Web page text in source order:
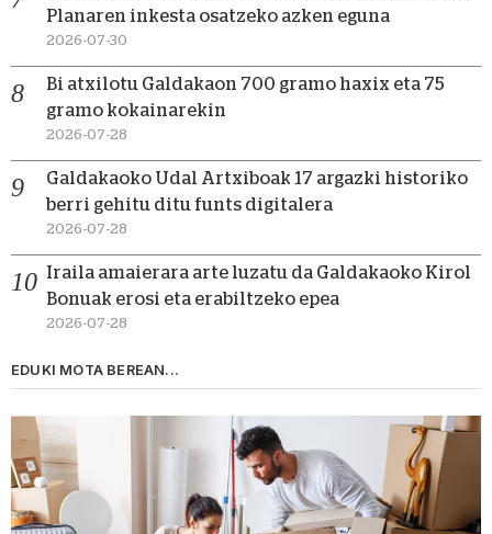
Planaren inkesta osatzeko azken eguna
2026-07-30
Bi atxilotu Galdakaon 700 gramo haxix eta 75
gramo kokainarekin
2026-07-28
Galdakaoko Udal Artxiboak 17 argazki historiko
berri gehitu ditu funts digitalera
2026-07-28
Iraila amaierara arte luzatu da Galdakaoko Kirol
Bonuak erosi eta erabiltzeko epea
2026-07-28
EDUKI MOTA BEREAN...